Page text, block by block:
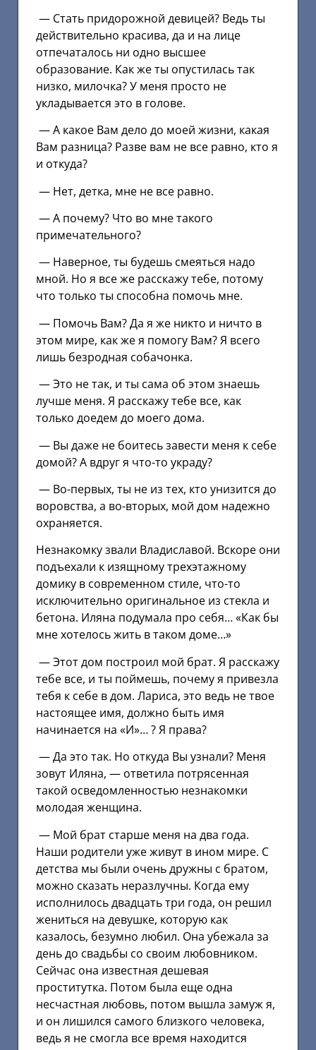
— Стать придорожной девицей? Ведь ты
действительно красива, да и на лице
отпечаталось ни одно высшее
образование. Как же ты опустилась так
низко, милочка? У меня просто не
укладывается это в голове.
— А какое Вам дело до моей жизни, какая
Вам разница? Разве вам не все равно, кто я
и откуда?
— Нет, детка, мне не все равно.
— А почему? Что во мне такого
примечательного?
— Наверное, ты будешь смеяться надо
мной. Но я все же расскажу тебе, потому
что только ты способна помочь мне.
— Помочь Вам? Да я же никто и ничто в
этом мире, как же я помогу Вам? Я всего
лишь безродная собачонка.
— Это не так, и ты сама об этом знаешь
лучше меня. Я расскажу тебе все, как
только доедем до моего дома.
— Вы даже не боитесь завести меня к себе
домой? А вдруг я что-то украду?
— Во-первых, ты не из тех, кто унизится до
воровства, а во-вторых, мой дом надежно
охраняется.
Незнакомку звали Владиславой. Вскоре они
подъехали к изящному трехэтажному
домику в современном стиле, что-то
исключительно оригинальное из стекла и
бетона. Иляна подумала про себя… «Как бы
мне хотелось жить в таком доме…»
— Этот дом построил мой брат. Я расскажу
тебе все, и ты поймешь, почему я привезла
тебя к себе в дом. Лариса, это ведь не твое
настоящее имя, должно быть имя
начинается на «И»… ? Я права?
— Да это так. Но откуда Вы узнали? Меня
зовут Иляна, — ответила потрясенная
такой осведомленностью незнакомки
молодая женщина.
— Мой брат старше меня на два года.
Наши родители уже живут в ином мире. С
детства мы были очень дружны с братом,
можно сказать неразлучны. Когда ему
исполнилось двадцать три года, он решил
жениться на девушке, которую как
казалось, безумно любил. Она убежала за
день до свадьбы со своим любовником.
Сейчас она известная дешевая
проститутка. Потом была еще одна
несчастная любовь, потом вышла замуж я,
и он лишился самого близкого человека,
ведь я не смогла все время находится